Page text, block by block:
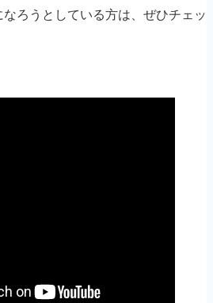
ろうとしている方は、ぜひチェッ